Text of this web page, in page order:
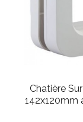
Chatière
142x120mm